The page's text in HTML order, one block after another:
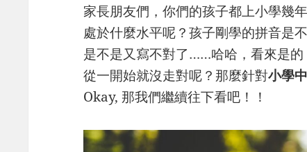
家長朋友們，你們的孩子都上小學幾
處於什麼水平呢？孩子剛學的拼音是
是不是又寫不對了……哈哈，看來是
從一開始就沒走對呢？那麼針對小學
Okay, 那我們繼續往下看吧！！